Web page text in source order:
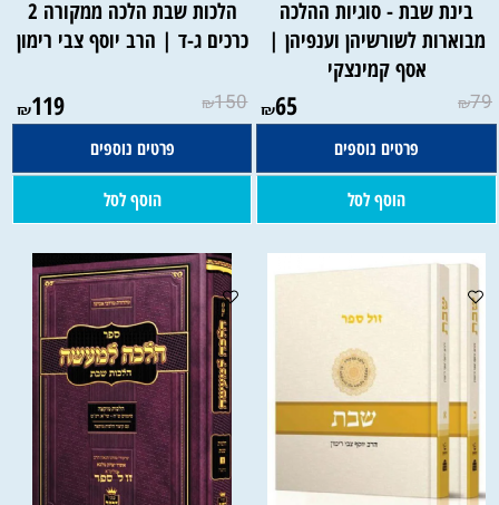
בינת שבת - סוגיות ההלכה
מבוארות לשורשיהן וענפיהן |
אסף קמינצקי
₪79
₪65
פרטים נוספים
הוסף לסל
הלכות שבת הלכה ממקורה 2
כרכים ג-ד | הרב יוסף צבי רימון
₪150
₪119
פרטים נוספים
הוסף לסל